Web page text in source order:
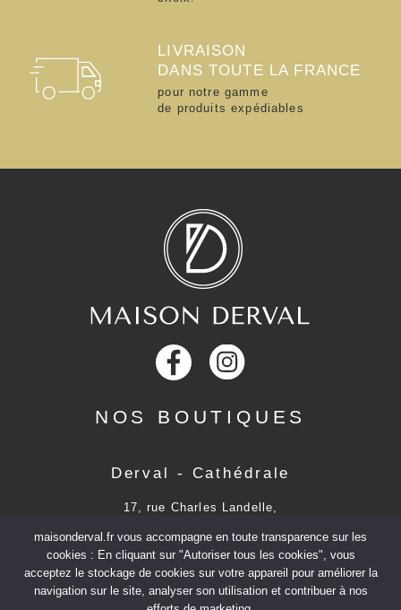
LIVRAISON
DANS TOUTE LA FRANCE
pour notre gamme
de produits expédiables
NOS BOUTIQUES
Derval - Cathédrale
17, rue Charles Landelle,
Tél :02 43 53 28 39
CONSULTER LES HORAIRES D’OUVERTURES
maisonderval.fr vous accompagne en toute transparence sur les
cookies : En cliquant sur "Autoriser tous les cookies", vous
acceptez le stockage de cookies sur votre appareil pour améliorer la
navigation sur le site, analyser son utilisation et contribuer à nos